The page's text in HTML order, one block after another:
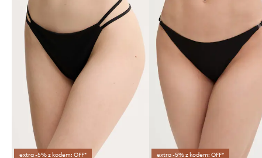
extra -5% z kodem: OFF* extra -5% z kodem: OFF*